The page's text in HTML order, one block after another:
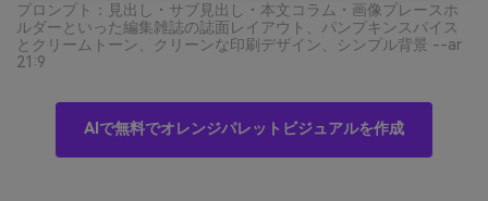
プロンプト：見出し・サブ見出し・本文コラム・画像プレースホ
ルダーといった編集雑誌の誌面レイアウト、パンプキンスパイス
とクリームトーン、クリーンな印刷デザイン、シンプル背景 --ar
21:9
AIで無料でオレンジパレットビジュアルを作成